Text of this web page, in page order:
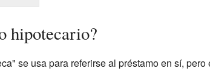
hipotecario?
se usa para referirse al préstamo en sí, pero